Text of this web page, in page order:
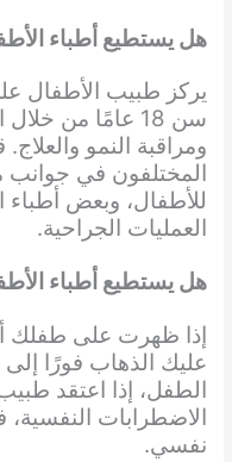
هل يستطيع أطباء
يركز طبيب الأطفال
سن 18 عامًا من
ومراقبة النمو
المختلفون في جوانب
للأطفال، وبعض أطباء
العمليات الجراحية.
هل يستطيع أطباء
إذا ظهرت على طفلك
عليك الذهاب فورًا
الطفل، إذا اعتقد
الاضطرابات
نفسي.